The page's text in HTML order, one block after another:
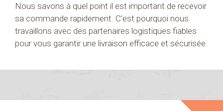
Nous savons à quel point il est important de recevoir
sa commande rapidement. C’est pourquoi nous
travaillons avec des partenaires logistiques fiables
pour vous garantir une livraison efficace et sécurisée.